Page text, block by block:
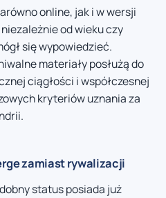
online, jak i w wersji
od wieku czy
się wypowiedzieć.
materiały posłużą do
ciągłości i współczesnej
kryteriów uznania za
zamiast rywalizacji
status posiada już